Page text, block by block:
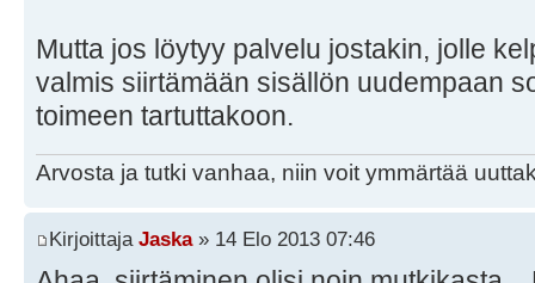
Mutta jos löytyy palvelu jostakin, jolle
valmis siirtämään sisällön uudempaan
toimeen tartuttakoon.
Arvosta ja tutki vanhaa, niin voit ymmärtää
Kirjoittaja Jaska» 14 Elo 2013 07:46